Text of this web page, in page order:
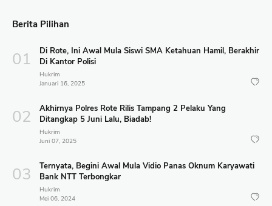
Berita Pilihan
Di Rote, Ini Awal Mula Siswi SMA Ketahuan Hamil, Berakhir
Di Kantor Polisi
Hukrim
Januari 16, 2025
Akhirnya Polres Rote Rilis Tampang 2 Pelaku Yang
Ditangkap 5 Juni Lalu, Biadab!
Hukrim
Juni 07, 2025
Ternyata, Begini Awal Mula Vidio Panas Oknum Karyawati
Bank NTT Terbongkar
Hukrim
Mei 06, 2024